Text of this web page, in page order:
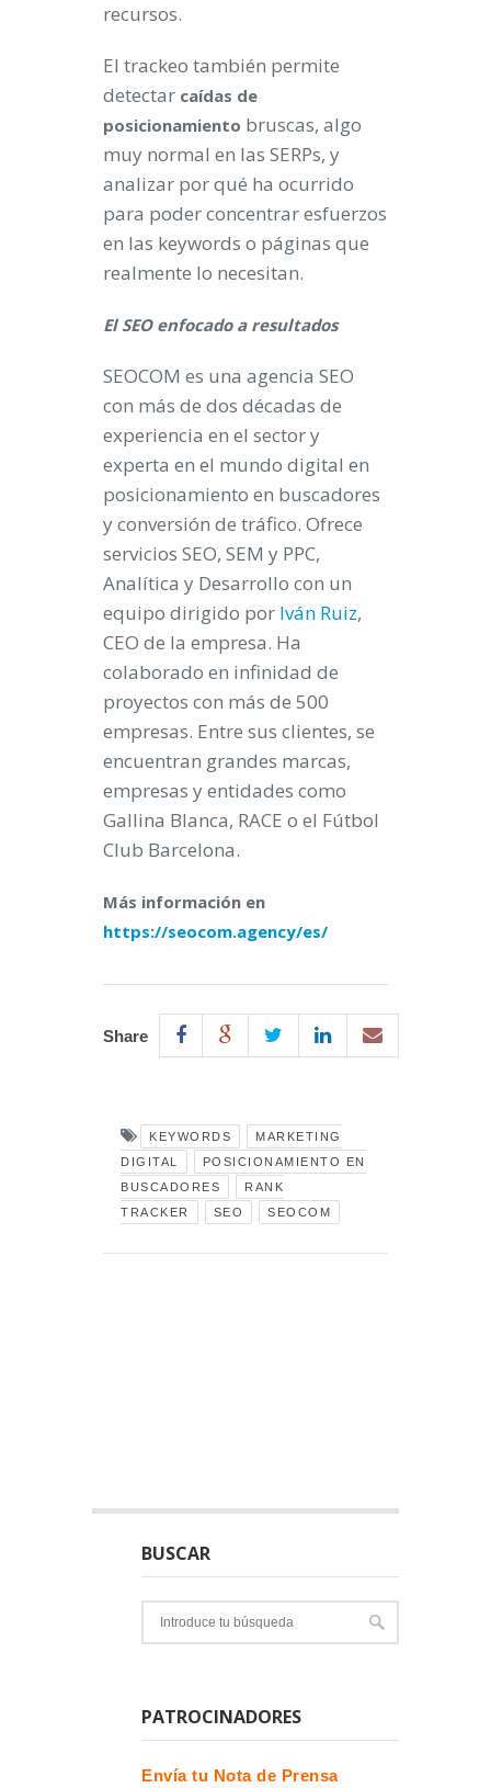
recursos.
El trackeo también permite
detectar caídas de
posicionamiento bruscas, algo
muy normal en las SERPs, y
analizar por qué ha ocurrido
para poder concentrar esfuerzos
en las keywords o páginas que
realmente lo necesitan.
El SEO enfocado a resultados
SEOCOM es una agencia SEO
con más de dos décadas de
experiencia en el sector y
experta en el mundo digital en
posicionamiento en buscadores
y conversión de tráfico. Ofrece
servicios SEO, SEM y PPC,
Analítica y Desarrollo con un
equipo dirigido por Iván Ruiz,
CEO de la empresa. Ha
colaborado en infinidad de
proyectos con más de 500
empresas. Entre sus clientes, se
encuentran grandes marcas,
empresas y entidades como
Gallina Blanca, RACE o el Fútbol
Club Barcelona.
Más información en
https://seocom.agency/es/
Share
KEYWORDS
MARKETING
DIGITAL
POSICIONAMIENTO EN
BUSCADORES
RANK
TRACKER
SEO SEOCOM
BUSCAR
PATROCINADORES
Envía tu Nota de Prensa